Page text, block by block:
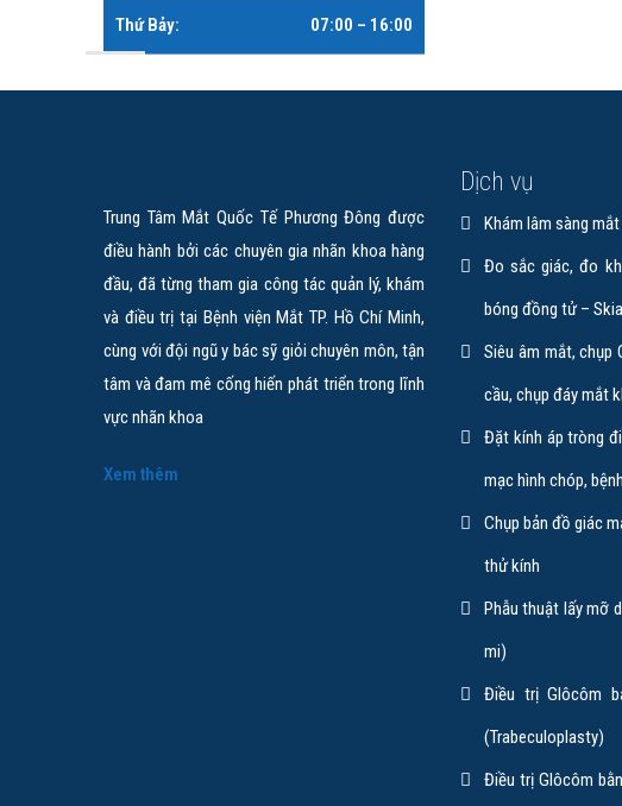
Thứ Bảy: 07:00 – 16:00
Trung Tâm Mắt Quốc Tế Phương Đông được
điều hành bởi các chuyên gia nhãn khoa hàng
đầu, đã từng tham gia công tác quản lý, khám
và điều trị tại Bệnh viện Mắt TP. Hồ Chí Minh,
cùng với đội ngũ y bác sỹ giỏi chuyên môn, tận
tâm và đam mê cống hiến phát triển trong lĩnh
vực nhãn khoa
Xem thêm
Dịch vụ
Khám lâm sàng mắt
Đo sắc giác, đo
bóng đồng tử –
Siêu âm mắt, chụp
cầu, chụp đáy mắt
Đặt kính áp tròng
mạc hình chóp,
Chụp bản đồ giác
thử kính
Phẫu thuật lấy mỡ
mi)
Điều trị Glôcôm
(Trabeculoplasty)
Điều trị Glôcôm